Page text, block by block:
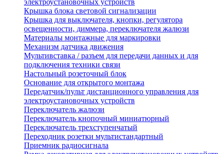
электроустановочных устройств
Крышка блока световой сигнализации
Крышка для выключателя, кнопки, регулятора
освещенности, диммера, переключателя жалюзи
Материалы монтажные для маркировки
Механизм датчика движения
Мультивставка / разъем для передачи данных и для
подключения техники связи
Настольный розеточный блок
Основание для открытого монтажа
Передатчик/пульт дистанционного управления для
электроустановочных устройств
Переключатель жалюзи
Переключатель кнопочный миниатюрный
Переключатель трехступенчатый
Переходник розетки мультистандартный
Приемник радиосигнала